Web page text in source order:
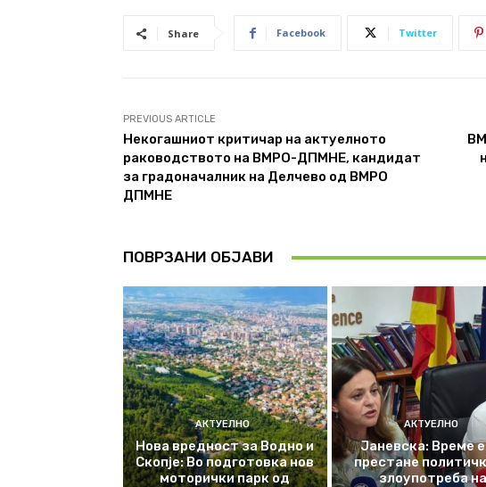
Share Facebook Twitter
PREVIOUS ARTICLE
Некогашниот критичар на актуелното
раководството на ВМРО-ДПМНЕ, кандидат
за градоначалник на Делчево од ВМРО
ДПМНЕ
ПОВРЗАНИ ОБЈАВИ
АКТУЕЛНО
Нова вредност за Водно и
Скопје: Во подготовка нов
моторички парк од
АКТУЕЛНО
Јаневска: Време
престане
злоупотреба